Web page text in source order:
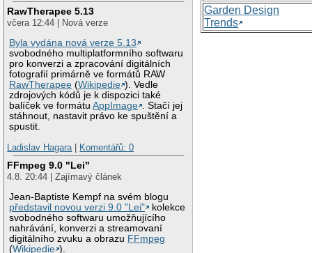
RawTherapee 5.13
včera 12:44 | Nová verze
Byla vydána nová verze 5.13
svobodného multiplatformního softwaru
pro konverzi a zpracování digitálních
fotografií primárně ve formátů RAW
RawTherapee (Wikipedie ). Vedle
zdrojových kódů je k dispozici také
balíček ve formátuAppImage . Stačí jej
stáhnout, nastavit právo ke spuštění a
spustit.
Ladislav Hagara
Komentářů: 0
FFmpeg 9.0 "Lei"
4.8. 20:44 | Zajímavý článek
Jean-Baptiste Kempf na svém blogu
představil novou verzi 9.0 "Lei"
kolekce
svobodného softwaru umožňujícího
nahrávání, konverzi a streamovaní
digitálního zvuku a obrazu FFmpeg
(Wikipedie ).
Garden Design
Trends